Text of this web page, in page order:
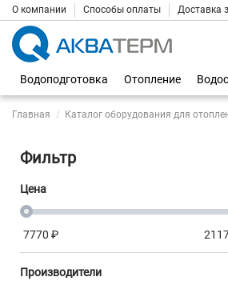
О компании Способы оплаты Доставка
Водоподготовка
Отопление
Главная Каталог оборудования для
Фильтр
Цена
7770 ₽
Производители